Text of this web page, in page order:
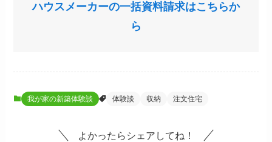
ハウスメーカーの一括資料請求はこちらか
ら
我が家の新築体験談 体験談 収納 注文住宅
よかったらシェアしてね！